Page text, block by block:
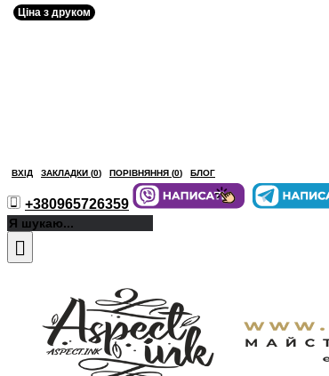
ВХІД ЗАКЛАДКИ (0) ПОРІВНЯННЯ (0) БЛОГ
+380965726359
Ціна з друком